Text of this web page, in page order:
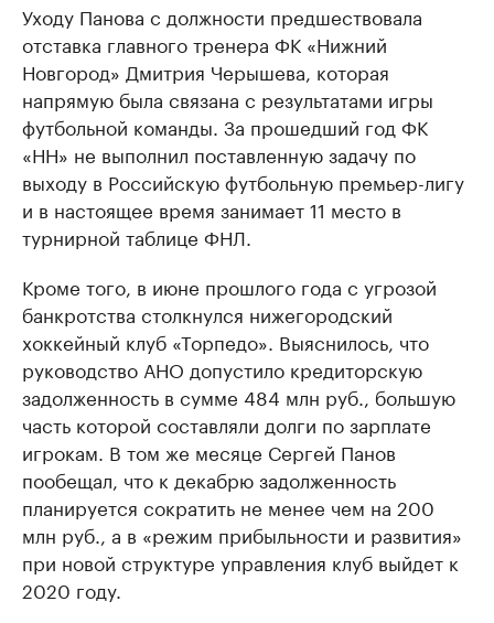
Уходу Панова с должности предшествовала
отставка главного тренера ФК «Нижний
Новгород» Дмитрия Черышева, которая
напрямую была связана с результатами игры
футбольной команды. За прошедший год ФК
«НН» не выполнил поставленную задачу по
выходу в Российскую футбольную премьер-лигу
и в настоящее время занимает 11 место в
турнирной таблице ФНЛ.
Кроме того, в июне прошлого года с угрозой
банкротства столкнулся нижегородский
хоккейный клуб «Торпедо». Выяснилось, что
руководство АНО допустило кредиторскую
задолженность в сумме 484 млн руб., большую
часть которой составляли долги по зарплате
игрокам. В том же месяце Сергей Панов
пообещал, что к декабрю задолженность
планируется сократить не менее чем на 200
млн руб., а в «режим прибыльности и развития»
при новой структуре управления клуб выйдет к
2020 году.